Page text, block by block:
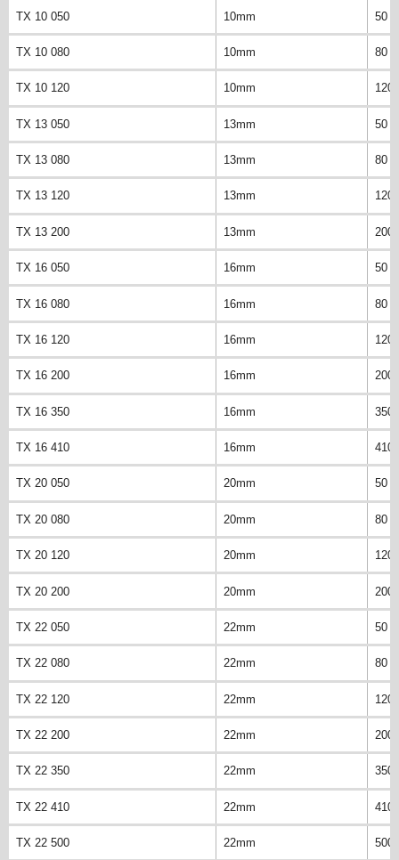
TX 10 050 10mm 50
TX 10 080 10mm 80
TX 10 120 10mm 120
TX 13 050 13mm 50
TX 13 080 13mm 80
TX 13 120 13mm 120
TX 13 200 13mm 200
TX 16 050 16mm 50
TX 16 080 16mm 80
TX 16 120 16mm 120
TX 16 200 16mm 200
TX 16 350 16mm 350
TX 16 410 16mm 410
TX 20 050 20mm 50
TX 20 080 20mm 80
TX 20 120 20mm 120
TX 20 200 20mm 200
TX 22 050 22mm 50
TX 22 080 22mm 80
TX 22 120 22mm 120
TX 22 200 22mm 200
TX 22 350 22mm 350
TX 22 410 22mm 410
TX 22 500 22mm 500